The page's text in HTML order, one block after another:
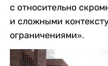
с относительно
и сложными
ограничениями».